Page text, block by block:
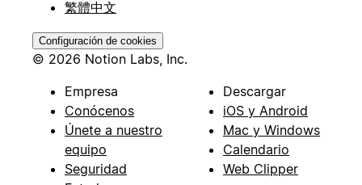
繁體中文
Configuración de cookies
© 2026 Notion Labs, Inc.
Empresa
Conócenos
Únete a nuestro
equipo
Seguridad
Descargar
iOS y Android
Mac y Windows
Calendario
Web Clipper